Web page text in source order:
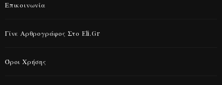
Επικοινωνία
Γίνε Αρθρογράφος Στο Eli.gr
Όροι Χρήσης